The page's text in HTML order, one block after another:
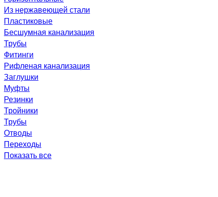
Из нержавеющей стали
Пластиковые
Бесшумная канализация
Трубы
Фитинги
Рифленая канализация
Заглушки
Муфты
Резинки
Тройники
Трубы
Отводы
Переходы
Показать все